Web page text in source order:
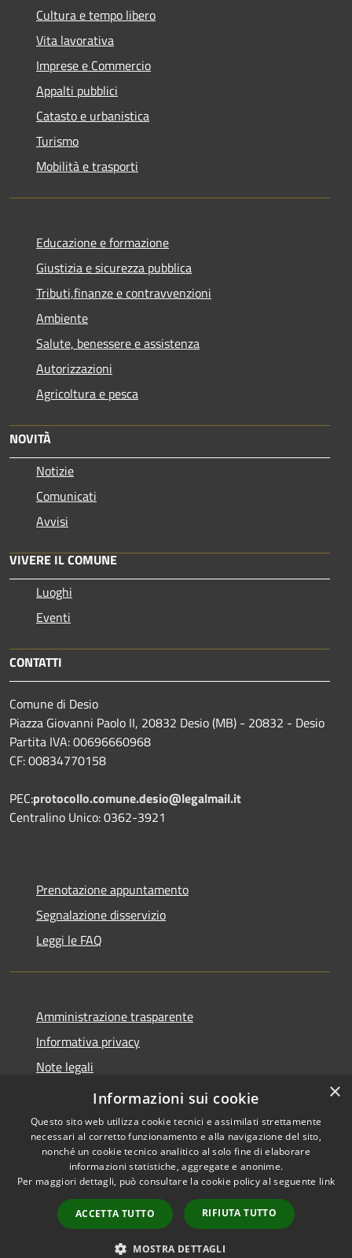
Cultura e tempo libero
Vita lavorativa
Imprese e Commercio
Appalti pubblici
Catasto e urbanistica
Turismo
Mobilità e trasporti
Educazione e formazione
Giustizia e sicurezza pubblica
Tributi,finanze e contravvenzioni
Ambiente
Salute, benessere e assistenza
Autorizzazioni
Agricoltura e pesca
NOVITÀ
Notizie
Comunicati
Avvisi
VIVERE IL COMUNE
Luoghi
Eventi
CONTATTI
Comune di Desio
Piazza Giovanni Paolo II, 20832 Desio (MB) - 20832 - Desio
Partita IVA: 00696660968
CF: 00834770158
PEC:protocollo.comune.desio@legalmail.it
Centralino Unico: 0362-3921
Prenotazione appuntamento
Segnalazione disservizio
Leggi le FAQ
Amministrazione trasparente
Informativa privacy
Note legali
Dichiarazione di accessibilità
Accessibilità
Copyright © 2026 • Comune di
Desio • Powered by
Municipium•
Accesso
redazione
×
Informazioni sui cookie
Questo sito web utilizza cookie tecnici e assimilati strettamente
necessari al corretto funzionamento e alla navigazione del sito,
nonché un cookie tecnico analitico al solo fine di elaborare
informazioni statistiche, aggregate e anonime.
Per maggiori dettagli, può consultare la cookie policy al seguente link
ACCETTA TUTTO RIFIUTA TUTTO
MOSTRA DETTAGLI